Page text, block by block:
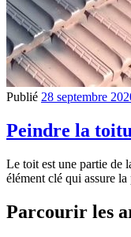
Publié 28 septembre
Peindre la
Le toit est une partie de
élément clé qui assure
Parcourir les